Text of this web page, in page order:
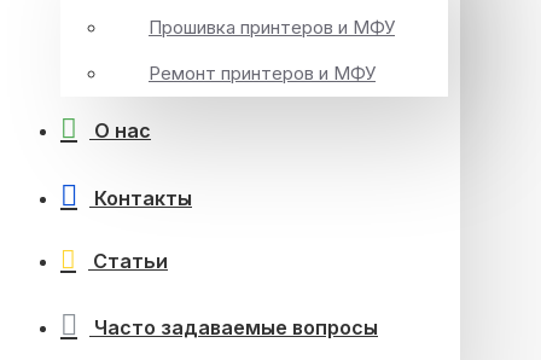
Прошивка принтеров и МФУ
Ремонт принтеров и МФУ
О нас
Контакты
Статьи
Часто задаваемые вопросы